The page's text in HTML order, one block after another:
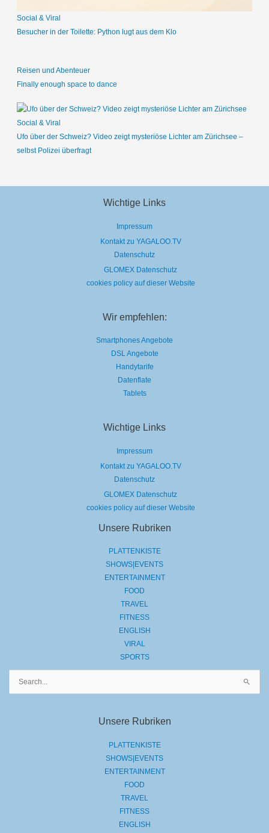
Social & Viral
Besucher in der Toilette: Python lugt aus dem Klo
Reisen und Abenteuer
Finally enough space to dance
Social & Viral
Ufo über der Schweiz? Video zeigt mysteriöse Lichter am Zürichsee –
selbst Polizei überfragt
Wichtige Links
Impressum
Kontakt zu YAGALOO.TV
Datenschutz
GLOMEX Datenschutz
cookies policy auf dieser Website
Wir empfehlen:
Smartphones Angebote
DSL Angebote
Handytarife
Datenflate
Tablets
Wichtige Links
Impressum
Kontakt zu YAGALOO.TV
Datenschutz
GLOMEX Datenschutz
cookies policy auf dieser Website
Unsere Rubriken
PLATTENKISTE
SHOWS|EVENTS
ENTERTAINMENT
FOOD
TRAVEL
FITNESS
ENGLISH
VIRAL
SPORTS
Unsere Rubriken
PLATTENKISTE
SHOWS|EVENTS
ENTERTAINMENT
FOOD
TRAVEL
FITNESS
ENGLISH